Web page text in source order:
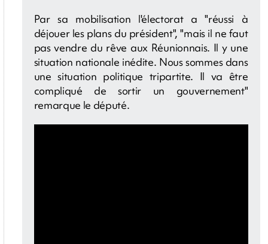
Par sa mobilisation l'électorat a "réussi à
déjouer les plans du président", "mais il ne faut
pas vendre du rêve aux Réunionnais. Il y une
situation nationale inédite. Nous sommes dans
une situation politique tripartite. Il va être
compliqué de sortir un gouvernement"
remarque le député.